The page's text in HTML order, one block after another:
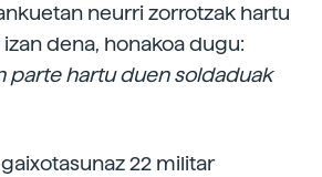
neurri zorrotzak hartu
dena, honakoa dugu:
parte hartu duen soldaduak
22 militar